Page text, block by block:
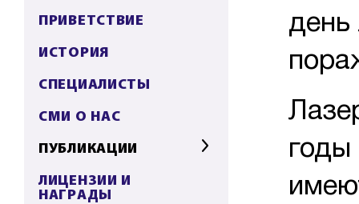
ПРИВЕТСТВИЕ
ИСТОРИЯ
СПЕЦИАЛИСТЫ
СМИ О НАС
ПУБЛИКАЦИИ
ЛИЦЕНЗИИ И
НАГРАДЫ
день
годы